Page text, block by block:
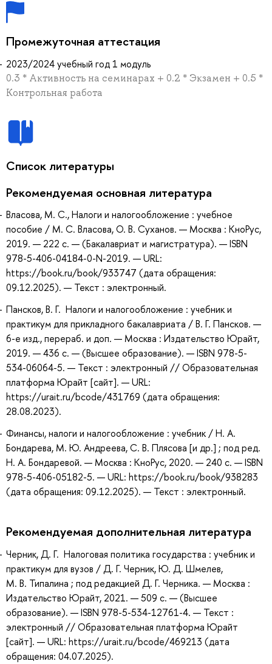
Промежуточная аттестация
2023/2024 учебный год 1 модуль
0.3 * Активность на семинарах + 0.2 * Экзамен + 0.5 *
Контрольная работа
Список литературы
Рекомендуемая основная литература
Власова, М. С., Налоги и налогообложение : учебное
пособие / М. С. Власова, О. В. Суханов. — Москва : КноРус,
2019. — 222 с. — (Бакалавриат и магистратура). — ISBN
978-5-406-04184-0-N-2019. — URL:
https://book.ru/book/933747 (дата обращения:
09.12.2025). — Текст : электронный.
Пансков, В. Г. Налоги и налогообложение : учебник и
практикум для прикладного бакалавриата / В. Г. Пансков. —
6-е изд., перераб. и доп. — Москва : Издательство Юрайт,
2019. — 436 с. — (Высшее образование). — ISBN 978-5-
534-06064-5. — Текст : электронный // Образовательная
платформа Юрайт [сайт]. — URL:
https://urait.ru/bcode/431769 (дата обращения:
28.08.2023).
Финансы, налоги и налогообложение : учебник / Н. А.
Бондарева, М. Ю. Андреева, С. В. Плясова [и др.] ; под ред.
Н. А. Бондаревой. — Москва : КноРус, 2020. — 240 с. — ISBN
978-5-406-05182-5. — URL: https://book.ru/book/938283
(дата обращения: 09.12.2025). — Текст : электронный.
Рекомендуемая дополнительная литература
Черник, Д. Г. Налоговая политика государства : учебник и
практикум для вузов / Д. Г. Черник, Ю. Д. Шмелев,
М. В. Типалина ; под редакцией Д. Г. Черника. — Москва :
Издательство Юрайт, 2021. — 509 с. — (Высшее
образование). — ISBN 978-5-534-12761-4. — Текст :
электронный // Образовательная платформа Юрайт
[сайт]. — URL: https://urait.ru/bcode/469213 (дата
обращения: 04.07.2025).